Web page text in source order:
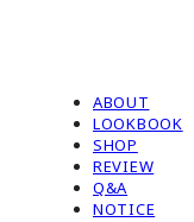
ABOUT
LOOKBOOK
SHOP
REVIEW
Q&A
NOTICE